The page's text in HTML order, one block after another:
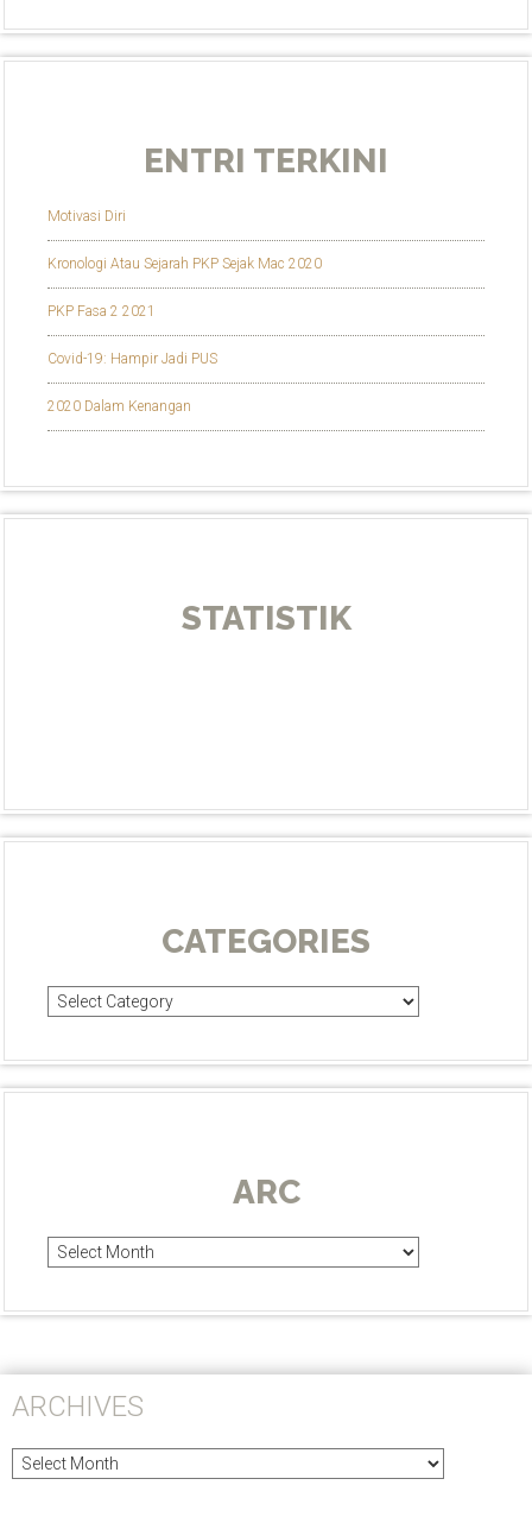
ENTRI TERKINI
Motivasi Diri
Kronologi Atau Sejarah PKP Sejak Mac 2020
PKP Fasa 2 2021
Covid-19: Hampir Jadi PUS
2020 Dalam Kenangan
STATISTIK
CATEGORIES
Categories
ARC
Arc
ARCHIVES
Archives